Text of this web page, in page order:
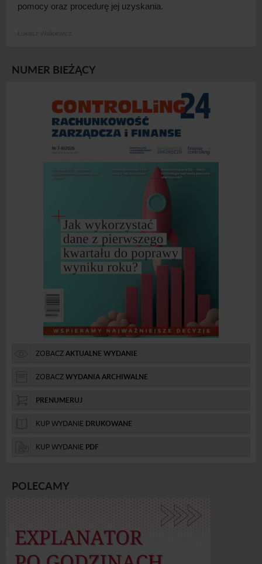
pomocy oraz procedurę jej uzyskania.
NUMER BIEŻĄCY
ZOBACZAKTUALNE WYDANIE
ZOBACZWYDANIA ARCHIWALNE
PRENUMERUJ
KUP WYDANIE DRUKOWANE
KUP WYDANIE PDF
POLECAMY